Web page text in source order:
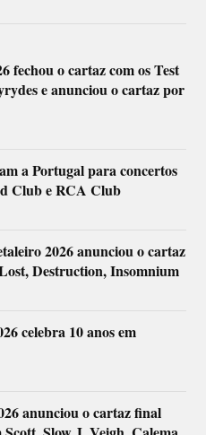
fechou o cartaz com os Test
e anunciou o cartaz por
a Portugal para concertos
Club e RCA Club
2026 anunciou o cartaz
Destruction, Insomnium
celebra 10 anos em
anunciou o cartaz final